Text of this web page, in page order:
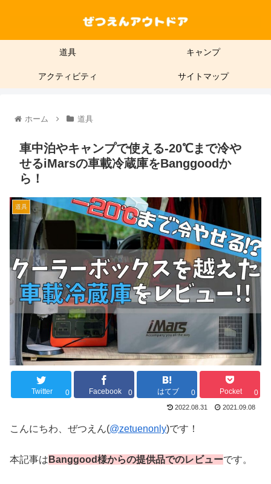
道具 キャンプ
アクティビティ サイトマップ
ホーム 道具
車中泊やキャンプで使える-20℃まで冷や
せるiMarsの車載冷蔵庫をBanggoodか
ら！
道具
Twitter 0 Facebook 0 はてブ 0 Pocket 0
2022.08.31 2021.09.08
こんにちわ、ぜつえん(@zetuenonly)です！
本記事は Banggood様からの提供品でのレビューです。